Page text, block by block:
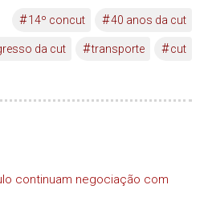
#14º concut #40 anos da cut
da cut #transporte #cut
continuam negociação com